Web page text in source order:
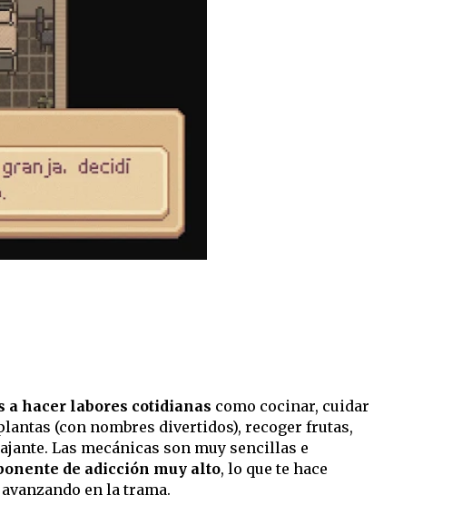
a hacer labores cotidianas como cocinar, cuidar
(con nombres divertidos), recoger frutas,
Las mecánicas son muy sencillas e
de adicción muy alto, lo que te hace
en la trama.